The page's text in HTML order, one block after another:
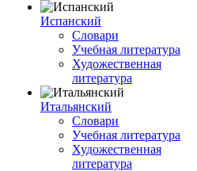
Испанский
Словари
Учебная литература
Художественная
литература
Итальянский
Словари
Учебная литература
Художественная
литература